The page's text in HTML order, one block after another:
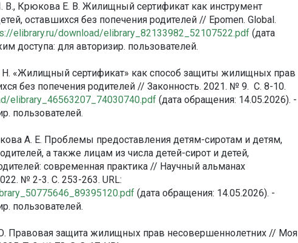
В., Крюкова Е. В. Жилищный сертификат как инструмент
оставшихся без попечения родителей // Epomen. Global.
elibrary.ru/download/elibrary_82133982_52107522.pdf (дата
доступа: для авторизир. пользователей.
«Жилищный сертификат» как способ защиты жилищных прав
без попечения родителей // Законность. 2021. № 9. С. 8-10.
elibrary_46563207_74030740.pdf (дата обращения: 14.05.2026). -
пользователей.
А. Е. Проблемы предоставления детям-сиротам и детям,
а также лицам из числа детей-сирот и детей,
современная практика // Научный альманах
№ 2-3. С. 253-263. URL:
(дата обращения: 14.05.2026). -
пользователей.
Правовая защита жилищных прав несовершеннолетних // Моя